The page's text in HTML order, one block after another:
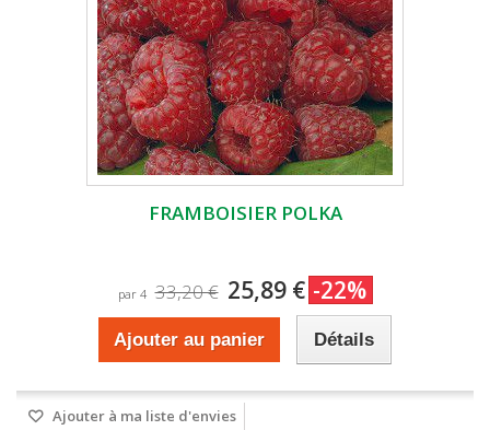
FRAMBOISIER POLKA
par 4 33,20 € 25,89 € -22%
Ajouter au panier Détails
Ajouter à ma liste d'envies